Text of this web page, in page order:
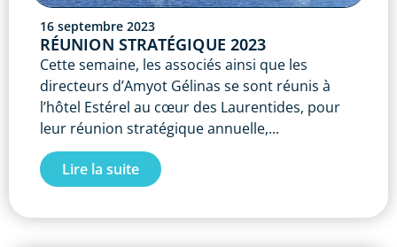
16 septembre 2023
RÉUNION STRATÉGIQUE 2023
Cette semaine, les associés ainsi que les
directeurs d’Amyot Gélinas se sont réunis à
l’hôtel Estérel au cœur des Laurentides, pour
leur réunion stratégique annuelle,...
Lire la suite